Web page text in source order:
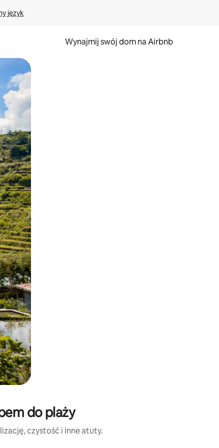
język
Wynajmij swój dom na Airbnb
gestów dotykowych lub przesuwania.
do plaży
czystość i inne atuty.